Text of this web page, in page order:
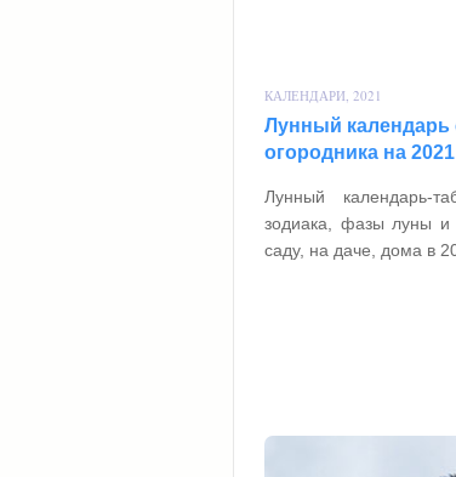
КАЛЕНДАРИ, 2021
Лунный календарь
огородника на
Лунный календарь-
зодиака, фазы луны и
саду, на даче, дома в